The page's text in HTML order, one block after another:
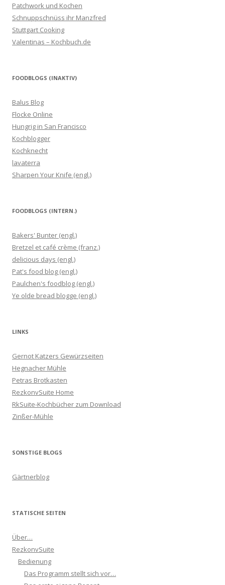
Patchwork und Kochen
Schnuppschnüss ihr Manzfred
Stuttgart Cooking
Valentinas – Kochbuch.de
FOODBLOGS (INAKTIV)
Balus Blog
Flocke Online
Hungrig in San Francisco
Kochblogger
Kochknecht
lavaterra
Sharpen Your Knife (engl.)
FOODBLOGS (INTERN.)
Bakers' Bunter (engl.)
Bretzel et café crème (franz.)
delicious days (engl.)
Pat's food blog (engl.)
Paulchen's foodblog (engl.)
Ye olde bread blogge (engl.)
LINKS
Gernot Katzers Gewürzseiten
Hegnacher Mühle
Petras Brotkasten
RezkonvSuite Home
RkSuite-Kochbücher zum Download
Zinßer-Mühle
SONSTIGE BLOGS
Gärtnerblog
STATISCHE SEITEN
Über…
RezkonvSuite
Bedienung
Das Programm stellt sich vor…